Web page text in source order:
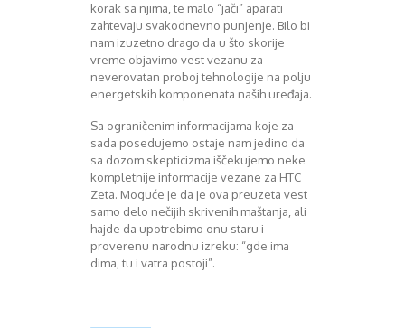
Juli 2019
August 2019
Februar 2020
April 2020
korak sa njima, te malo “jači” aparati
zahtevaju svakodnevno punjenje. Bilo bi
nam izuzetno drago da u što skorije
vreme objavimo vest vezanu za
neverovatan proboj tehnologije na polju
energetskih komponenata naših uređaja.
Sa ograničenim informacijama koje za
sada posedujemo ostaje nam jedino da
sa dozom skepticizma iščekujemo neke
kompletnije informacije vezane za HTC
Zeta. Moguće je da je ova preuzeta vest
samo delo nečijih skrivenih maštanja, ali
hajde da upotrebimo onu staru i
proverenu narodnu izreku: “gde ima
dima, tu i vatra postoji”.